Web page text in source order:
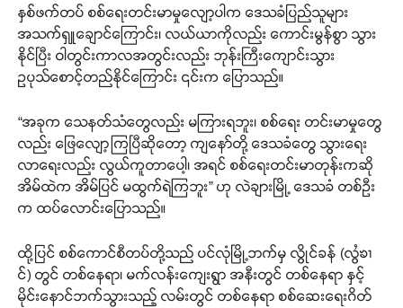
နှစ်ဖက်တပ် စစ်ရေးတင်းမာမှုလျော့ပါက ဒေသခံပြည်သူများ
အသက်ရှူချောင်ကြောင်း၊ လယ်ယာကိုလည်း ကောင်းမွန်စွာ သွား
နိုင်ပြီး ဝါတွင်းကာလအတွင်းလည်း ဘုန်းကြီးကျောင်းသွား
ဥပုသ်စောင့်တည်နိုင်ကြောင်း ၎င်းက ပြောသည်။
“အခုက သေနတ်သံတွေလည်း မကြားရဘူး၊ စစ်ရေး တင်းမာမှုတွေ
လည်း ဖြေလျော့ကြပြီဆိုတော့ ကျနော်တို့ ဒေသခံတွေ သွားရေး
လာရေးလည်း လွယ်ကူတာပေါ့၊ အရင် စစ်ရေးတင်းမာတုန်းကဆို
အိမ်ထဲက အိမ်ပြင် မထွက်ရဲကြဘူး” ဟု လဲချားမြို့ ဒေသခံ တစ်ဦး
က ထပ်လောင်းပြောသည်။
ထို့ပြင် စစ်ကောင်စီတပ်တို့သည် ပင်လုံမြို့ဘက်မှ လွိုင်ခန် (လွႆၶၢ
င်) တွင် တစ်နေရာ၊ မက်လန်းကျေးရွာ အနီးတွင် တစ်နေရာ နှင့်
မိုင်းနောင်ဘက်သွားသည့် လမ်းတွင် တစ်နေရာ စစ်ဆေးရေးဂိတ်